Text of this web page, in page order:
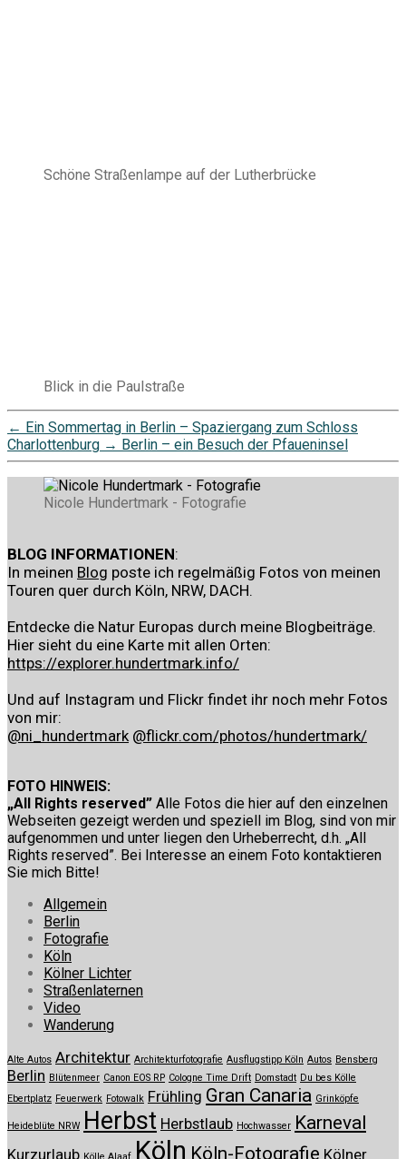
Schöne Straßenlampe auf der Lutherbrücke
Blick in die Paulstraße
← Ein Sommertag in Berlin – Spaziergang zum Schloss
Charlottenburg → Berlin – ein Besuch der Pfaueninsel
Nicole Hundertmark - Fotografie
BLOG INFORMATIONEN:
In meinen Blog poste ich regelmäßig Fotos von meinen
Touren quer durch Köln, NRW, DACH.
Entdecke die Natur Europas durch meine Blogbeiträge.
Hier sieht du eine Karte mit allen Orten:
https://explorer.hundertmark.info/
Und auf Instagram und Flickr findet ihr noch mehr Fotos
von mir:
@ni_hundertmark @flickr.com/photos/hundertmark/
FOTO HINWEIS:
„All Rights reserved” Alle Fotos die hier auf den einzelnen
Webseiten gezeigt werden und speziell im Blog, sind von mir
aufgenommen und unter liegen den Urheberrecht, d.h. „All
Rights reserved”. Bei Interesse an einem Foto kontaktieren
Sie mich Bitte!
Allgemein
Berlin
Fotografie
Köln
Kölner Lichter
Straßenlaternen
Video
Wanderung
Alte Autos Architektur Architekturfotografie Ausflugstipp Köln Autos Bensberg
Berlin Blütenmeer Canon EOS RP Cologne Time Drift Domstadt Du bes Kölle
Ebertplatz Feuerwerk Fotowalk Frühling Gran Canaria Grinköpfe
Heideblüte NRW Herbst Herbstlaub Hochwasser Karneval
Kurzurlaub Kölle Alaaf Köln Köln-Fotografie Kölner